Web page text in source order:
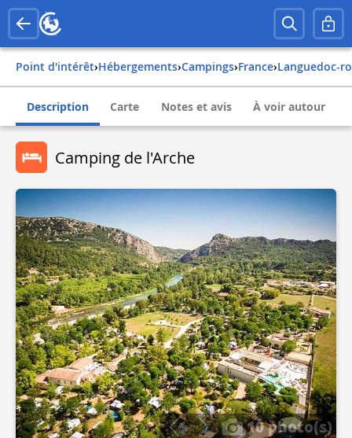
Point d'intérêt› Hébergements› Campings› france› languedoc-
Description Carte Notes et avis À voir autour
Camping de l'Arche
10 photo(s)